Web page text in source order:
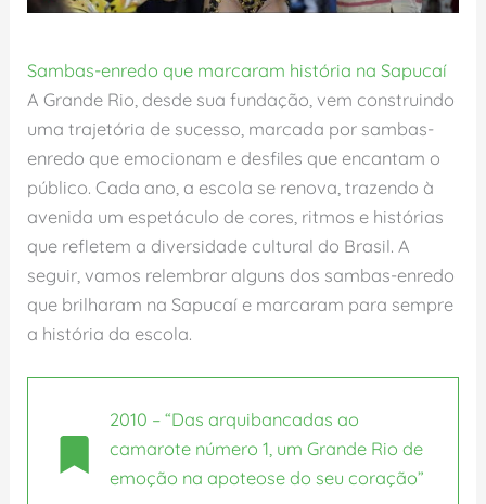
Sambas-enredo que marcaram história na Sapucaí
A Grande Rio, desde sua fundação, vem construindo
uma trajetória de sucesso, marcada por sambas-
enredo que emocionam e desfiles que encantam o
público. Cada ano, a escola se renova, trazendo à
avenida um espetáculo de cores, ritmos e histórias
que refletem a diversidade cultural do Brasil. A
seguir, vamos relembrar alguns dos sambas-enredo
que brilharam na Sapucaí e marcaram para sempre
a história da escola.
2010 – “Das arquibancadas ao
camarote número 1, um Grande Rio de
emoção na apoteose do seu coração”